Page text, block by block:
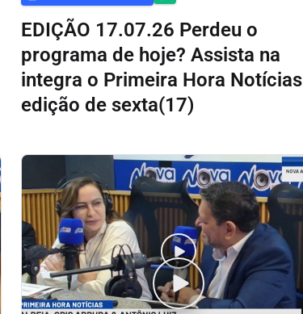
EDIÇÃO 17.07.26 Perdeu o
programa de hoje? Assista na
integra o Primeira Hora Notícias
edição de sexta(17)